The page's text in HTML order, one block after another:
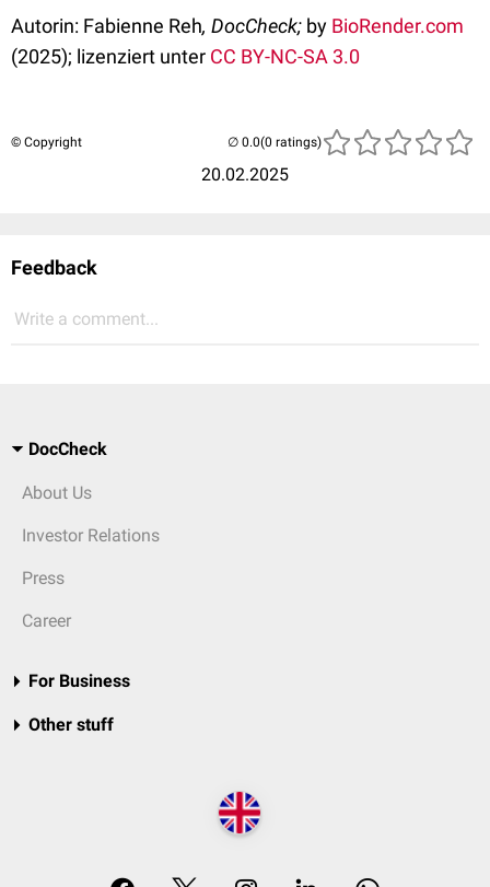
Autorin: Fabienne Reh, DocCheck; by BioRender.com
(2025); lizenziert unter CC BY-NC-SA 3.0
© Copyright
20.02.2025
(0 ratings)
Feedback
Write a comment...
DocCheck
About Us
Investor Relations
Press
Career
For Business
Other stuff